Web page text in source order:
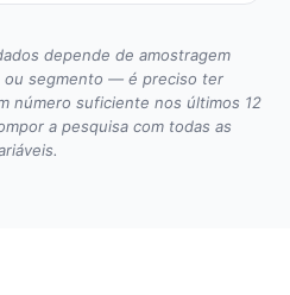
depende de amostragem
ou segmento — é preciso ter
número suficiente nos últimos 12
a pesquisa com todas as